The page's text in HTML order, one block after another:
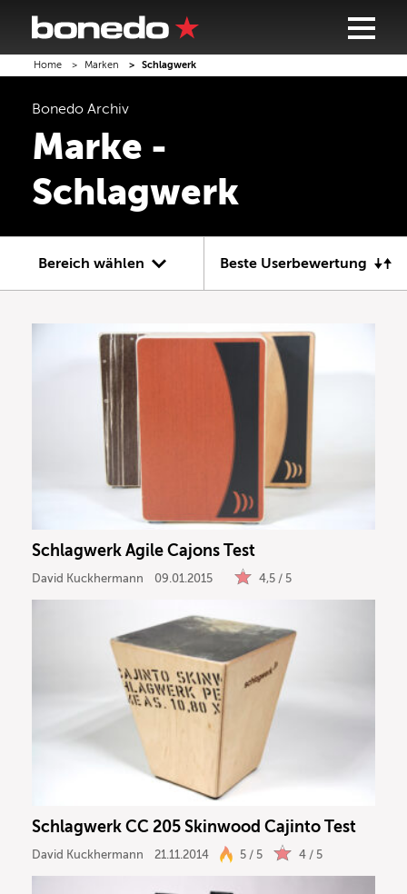
Home Marken Schlagwerk
Bonedo Archiv
Marke -
Schlagwerk
Bereich wählen
Gitarre
Keyboard
Ergebnisse anzeigen
Beste Userbewertung
Schlagwerk Agile Cajons Test
David Kuckhermann 09.01.2015 4,5 / 5
Schlagwerk CC 205 Skinwood Cajinto Test
David Kuckhermann 21.11.2014 5 / 5 4 / 5